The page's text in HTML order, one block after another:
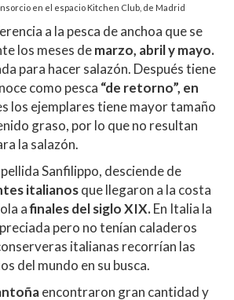
en el espacio Kitchen Club, de Madrid
a la pesca de anchoa que se
los meses demarzo, abril y mayo.
para hacer salazón. Después tiene
como pesca “de retorno”, en
los ejemplares tiene mayor tamaño
graso, por lo que no resultan
la salazón.
Sanfilippo, desciende de
italianosque llegaron a la costa
afinales del siglo XIX.En Italia la
pero no tenían caladeros
italianas recorrían las
del mundo en su busca.
encontraron gran cantidad y